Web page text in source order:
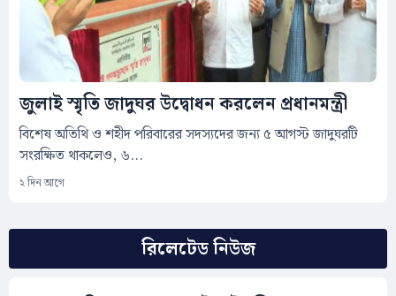
রিলেটেড নিউজ
জুলাই স্মৃতি জাদুঘর উদ্বোধন করলেন প্রধানমন্ত্রী
বিশেষ অতিথি ও শহীদ পরিবারের সদস্যদের জন্য ৫ আগস্ট জাদুঘরটি
সংরক্ষিত থাকলেও, ৬...
২ দিন আগে